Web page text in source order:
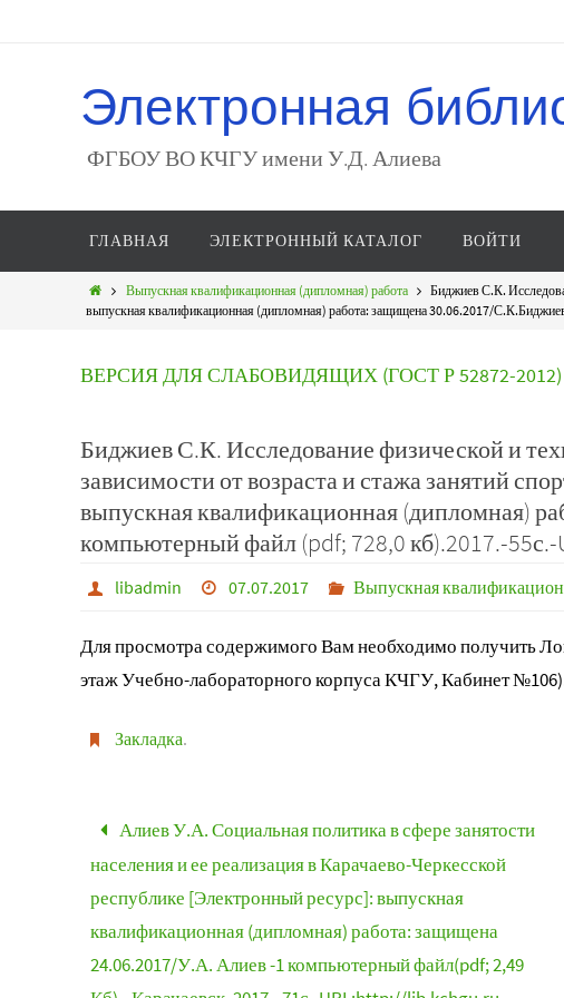
Электронная
ФГБОУ ВО КЧГУ имени У.Д. Алиева
ГЛАВНАЯ ЭЛЕКТРОННЫЙ КАТАЛОГ ВОЙТИ
Выпускная квалификационная (дипломная) работа
Биджиев С.К.
выпускная квалификационная (дипломная) работа: защищена 30.06.2017/
ВЕРСИЯ ДЛЯ СЛАБОВИДЯЩИХ (ГОСТ Р 52872-2012)
Биджиев С.К. Исследование физической и
зависимости от возраста и стажа занятий
выпускная квалификационная (дипломная)
компьютерный файл (pdf; 728,0 кб).2017.-
libadmin 07.07.2017 Выпускная
Для просмотра содержимого Вам необходимо получить
этаж Учебно-лабораторного корпуса КЧГУ, Кабинет
Закладка.
Алиев У.А. Социальная политика в сфере занятости
населения и ее реализация в Карачаево-Черкесской
республике [Электронный ресурс]: выпускная
квалификационная (дипломная) работа: защищена
24.06.2017/У.А. Алиев -1 компьютерный файл(pdf; 2,49